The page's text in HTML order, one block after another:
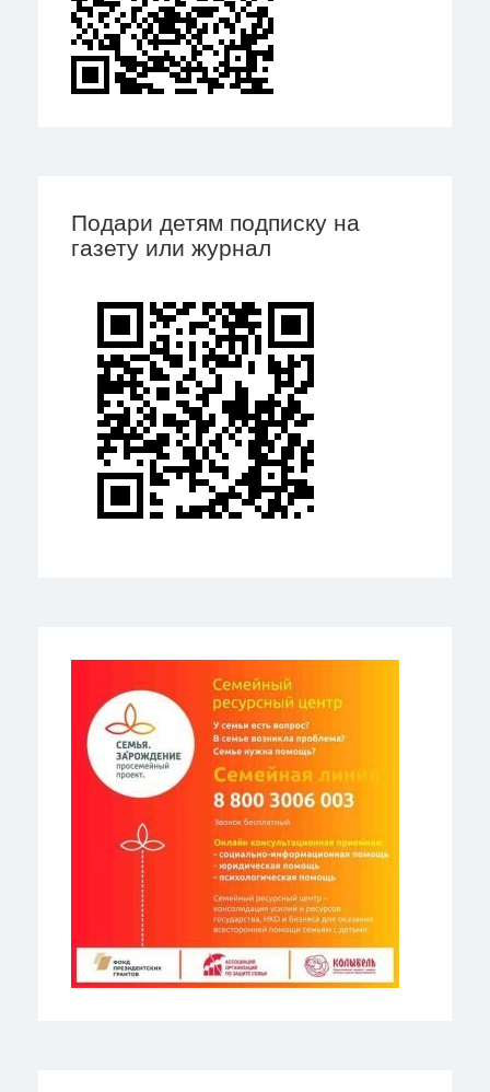
Подари детям подписку на
газету или журнал